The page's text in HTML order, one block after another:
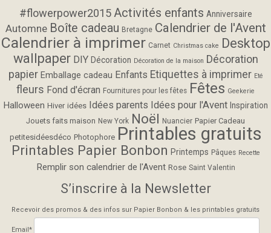
#flowerpower2015 Activités enfants Anniversaire
Automne Boîte cadeau Bretagne Calendrier de l'Avent
Calendrier à imprimer Carnet Christmas cake
Desktop
wallpaper DIY Décoration Décoration de la maison Décoration
papier Emballage cadeau Enfants Etiquettes à imprimer Eté
fleurs Fond d'écran Fournitures pour les fêtes Fêtes Geekerie
Halloween Hiver idées Idées parents Idées pour l'Avent Inspiration
Jouets faits maison New York Noël Nuancier Papier Cadeau
petitesidéesdéco Photophore Printables gratuits
Printables Papier Bonbon Printemps Pâques Recette
Remplir son calendrier de l'Avent Rose Saint Valentin
S’inscrire à la Newsletter
Recevoir des promos & des infos sur Papier Bonbon & les printables gratuits
Email*